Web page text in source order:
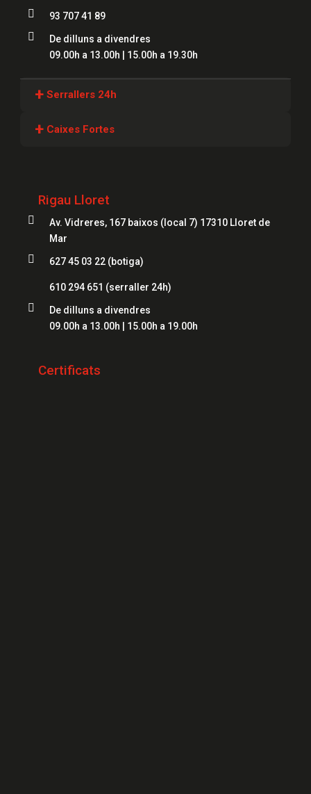
 93 707 41 89

De dilluns a divendres
09.00h a 13.00h | 15.00h a 19.30h
+ Serrallers 24h
Serrallers Girona
Serrallers Mataró
Serrallers Salt
Serrallers Platja d'Aro
Serrallers Sant Feliu de Guíxols
+ Caixes Fortes
Caixes Fortes Mataró
Caixes Fortes Figueres
Caixes Fortes Lloret
Rigau Lloret

Av. Vidreres, 167 baixos (local 7) 17310 Lloret de
Mar
 627 45 03 22 (botiga)
610 294 651 (serraller 24h)

De dilluns a divendres
09.00h a 13.00h | 15.00h a 19.00h
Certificats